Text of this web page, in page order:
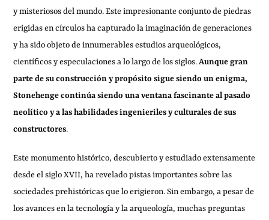
y misteriosos del mundo. Este impresionante conjunto de piedras
erigidas en círculos ha capturado la imaginación de generaciones
y ha sido objeto de innumerables estudios arqueológicos,
científicos y especulaciones a lo largo de los siglos.Aunque gran
parte de su construcción y propósito sigue siendo un enigma,
Stonehenge continúa siendo una ventana fascinante al pasado
neolítico y a las habilidades ingenieriles y culturales de sus
constructores.
Este monumento histórico, descubierto y estudiado extensamente
desde el siglo XVII, ha revelado pistas importantes sobre las
sociedades prehistóricas que lo erigieron. Sin embargo, a pesar de
los avances en la tecnología y la arqueología, muchas preguntas